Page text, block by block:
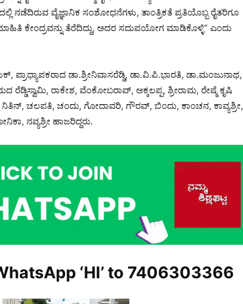
ನಡೆದಿರುವ ವೈಜ್ಞಾನಿಕ ಸಂಶೋಧನೆಗಳು, ತಾಂತ್ರಿಕತೆ ಪ್ರತಿಯೊಬ್ಬ ರೈತರಿಗೂ
ಕೇಂದ್ರವನ್ನು ತೆರೆದಿದ್ದು, ಅದರ ಸದುಪಯೋಗ ಮಾಡಿಕೊಳ್ಳಿ” ಎಂದು
ಪ್ರಾಧ್ಯಾಪಕರಾದ ಡಾ.ಶ್ರೀನಿವಾಸರೆಡ್ಡಿ, ಡಾ.ವಿ.ಪಿ.ಭಾರತಿ, ಡಾ.ಮಂಜುನಾಥ,
ರೆಡ್ಡಿಸ್ವಾಮಿ, ರಾಕೇಶ, ವೆಂಕೋಬರಾವ್, ಅಕ್ಕಲಪ್ಪ, ಶ್ರೀರಾಮ, ರೇಷ್ಮೆ ಕೃಷಿ
ಚಲಪತಿ, ಚಂದು, ಗೋದಾವರಿ, ಗೌರವ್, ಬಿಂದು, ಕಾಂಚನ, ಕಾವ್ಯಶ್ರೀ,
ನವ್ಯಶ್ರೀ ಹಾಜರಿದ್ದರು.
‘HI’ to 7406303366